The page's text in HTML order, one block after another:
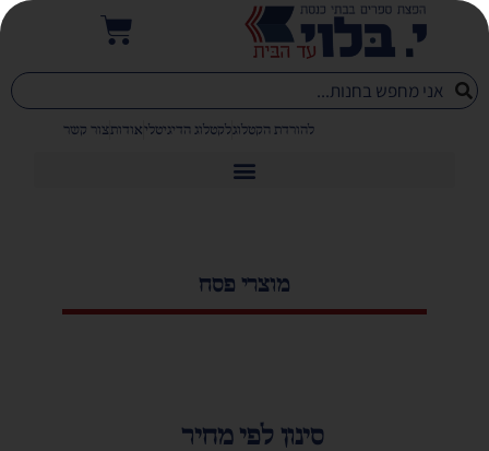
להורדת הקטלוגלקטלוג הדיגיטליאודותצור קשר
מוצרי פסח
סינון לפי מחיר